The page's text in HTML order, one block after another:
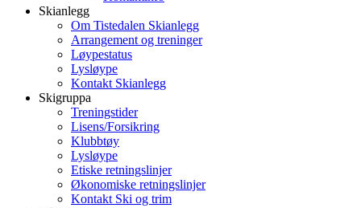
Skianlegg
Om Tistedalen Skianlegg
Arrangement og treninger
Løypestatus
Lysløype
Kontakt Skianlegg
Skigruppa
Treningstider
Lisens/Forsikring
Klubbtøy
Lysløype
Etiske retningslinjer
Økonomiske retningslinjer
Kontakt Ski og trim